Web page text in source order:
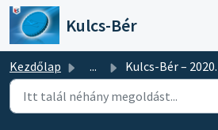
Kihagyás a tartalom megtartásához
Kulcs-Bér
Kezdőlap ... Kulcs-Bér – 2020. június